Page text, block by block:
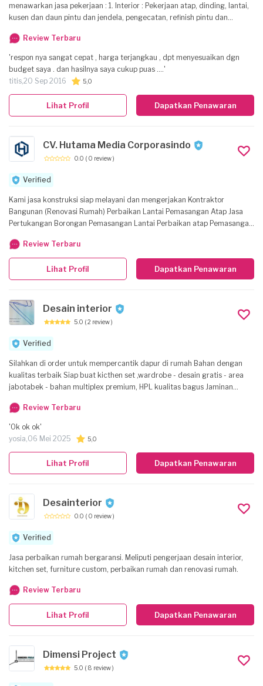
menawarkan jasa pekerjaan : 1. Interior : Pekerjaan atap, dinding, lantai,
kusen dan daun pintu dan jendela, pengecatan, refinish pintu dan
pakaian, meja TV, credenza, meja makan, meja kerja/belajar, bunk bed.
Sebelum memulai pekerjaan, kami datang untuk mensurvey dan
mengukur ruangan di rumah, apartemen, atau kantor anda. Setelah
kami mengajukan draft desain dan disetujui desain dan harga
penawaran kami, sesegera mungkin pekerjaan dimulai. Anda cukup
menghubungi kami via telepon atau email, kami akan segera datang.
Harga yang kami tawarkan cukup kompentitif dan reasonable karena
telah setuju dengan harga penawaran yang kami ajukan. Metode
pembayaran : 1. 50% DP 2. 30% pada saat penyetelan di lokasi 3. 20%
pelunasan setelah penyetelan selesai Atau system progress pekerjaan
kami perhitungkan dan perhatikan demi kenyamanan anda.
Review Terbaru
'respon nya sangat cepat , harga terjangkau , dpt menyesuaikan dgn
budget saya . dan hasilnya saya cukup puas ....'
titis,20 Sep 2016 5,0
Dapatkan Penawaran
Lihat Profil
CV. Hutama Media Corporasindo
0.0 ( 0 review )
Verified
Kami jasa konstruksi siap melayani dan mengerjakan Kontraktor
Bangunan (Renovasi Rumah) Perbaikan Lantai Pemasangan Atap Jasa
Pertukangan Borongan Pemasangan Lantai Perbaikan atap Pemasangan
Kabinet Instalasi Kanopi Dengan tenaga kerja yang ahli di setiap
bidangnya
Review Terbaru
Dapatkan Penawaran
Lihat Profil
Desain interior
5.0 ( 2 review )
Verified
Silahkan di order untuk mempercantik dapur di rumah Bahan dengan
kualitas terbaik Siap buat kicthen set ,wardrobe - desain gratis - area
jabotabek - bahan multiplex premium, HPL kualitas bagus Jaminan
Review Terbaru
'Ok ok ok'
yosia,06 Mei 2025 5,0
Dapatkan Penawaran
Lihat Profil
Desainterior
0.0 ( 0 review )
Verified
Jasa perbaikan rumah bergaransi. Meliputi pengerjaan desain interior,
kitchen set, furniture custom, perbaikan rumah dan renovasi rumah.
Review Terbaru
Dapatkan Penawaran
Lihat Profil
Dimensi Project
5.0 ( 8 review )